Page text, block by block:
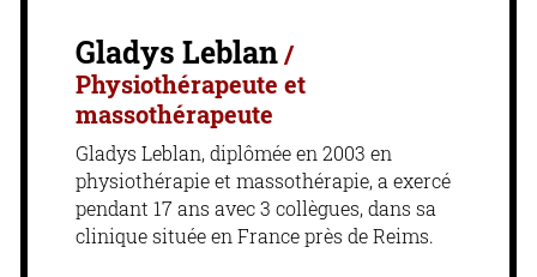
Gladys Leblan/
Physiothérapeute et
massothérapeute
Gladys Leblan, diplômée en 2003 en
physiothérapie et massothérapie, a exercé
pendant 17 ans avec 3 collègues, dans sa
clinique située en France près de Reims.